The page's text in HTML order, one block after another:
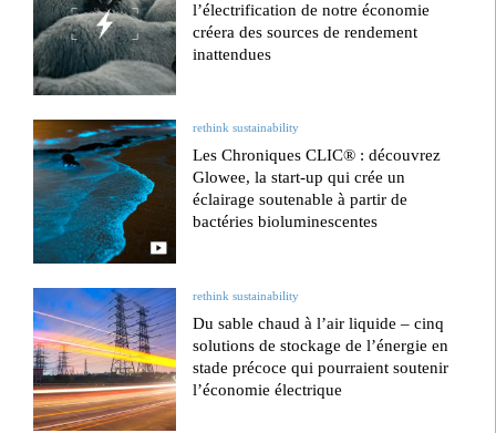
l’électrification de notre économie
créera des sources de rendement
inattendues
rethink sustainability
Les Chroniques CLIC® : découvrez
Glowee, la start-up qui crée un
éclairage soutenable à partir de
bactéries bioluminescentes
rethink sustainability
Du sable chaud à l’air liquide – cinq
solutions de stockage de l’énergie en
stade précoce qui pourraient soutenir
l’économie électrique